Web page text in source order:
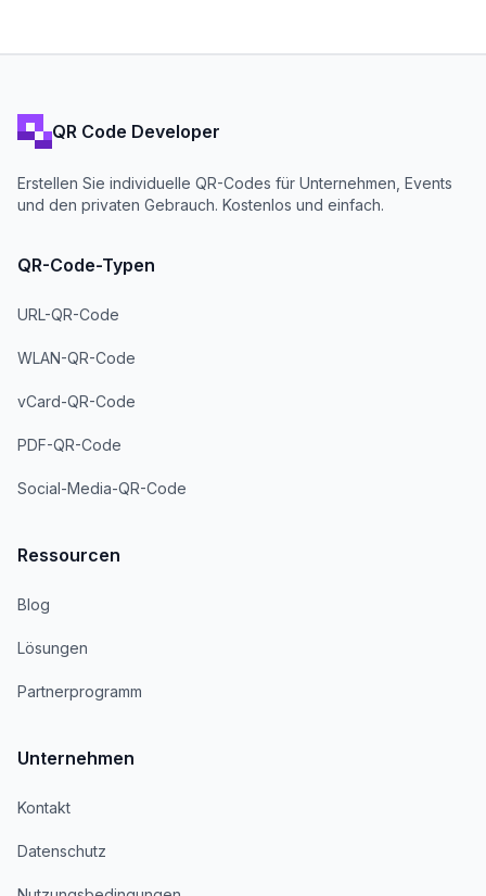
QR Code Developer
Erstellen Sie individuelle QR-Codes für Unternehmen, Events
und den privaten Gebrauch. Kostenlos und einfach.
QR-Code-Typen
URL-QR-Code
WLAN-QR-Code
vCard-QR-Code
PDF-QR-Code
Social-Media-QR-Code
Ressourcen
Blog
Lösungen
Partnerprogramm
Unternehmen
Kontakt
Datenschutz